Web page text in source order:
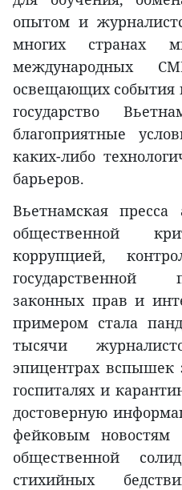
опытом и
многих странах
международных
освещающих события
государство
благоприятные
каких-либо
барьеров.
Вьетнамская пресса
общественной
коррупцией,
законных прав и
примером стала
тысячи
эпицентрах вспышек
госпиталях и
достоверную
фейковым новостям
общественной
стихийных